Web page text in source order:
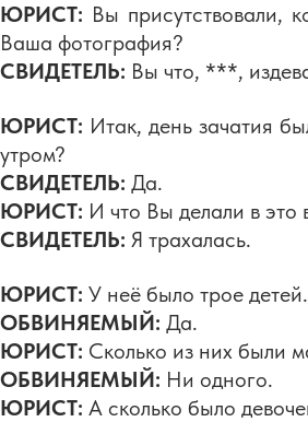
ЮРИСТ: Вы присутствовали,
Ваша фотография?
СВИДЕТЕЛЬ: Вы что, ***,
ЮРИСТ: Итак, день зачатия
утром?
СВИДЕТЕЛЬ: Да.
ЮРИСТ: И что Вы делали в это
СВИДЕТЕЛЬ: Я трахалась.
ЮРИСТ: У неё было трое
ОБВИНЯЕМЫЙ: Да.
ЮРИСТ: Сколько из них были
ОБВИНЯЕМЫЙ: Ни одного.
ЮРИСТ: А сколько было